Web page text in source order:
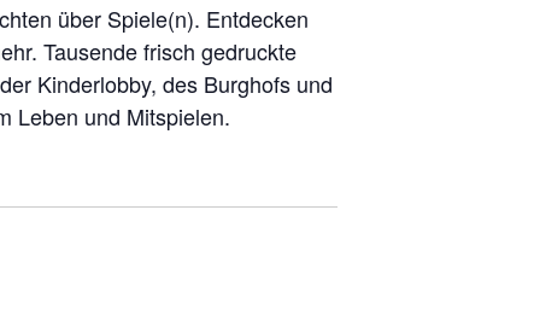
über Spiele(n). Ent­de­cken
Tau­sen­de frisch gedruck­te
Kin­der­lob­by, des Burg­hofs und
Leben und Mitspielen.